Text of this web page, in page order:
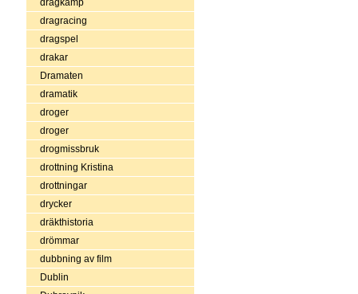
dragkamp
dragracing
dragspel
drakar
Dramaten
dramatik
droger
droger
drogmissbruk
drottning Kristina
drottningar
drycker
dräkthistoria
drömmar
dubbning av film
Dublin